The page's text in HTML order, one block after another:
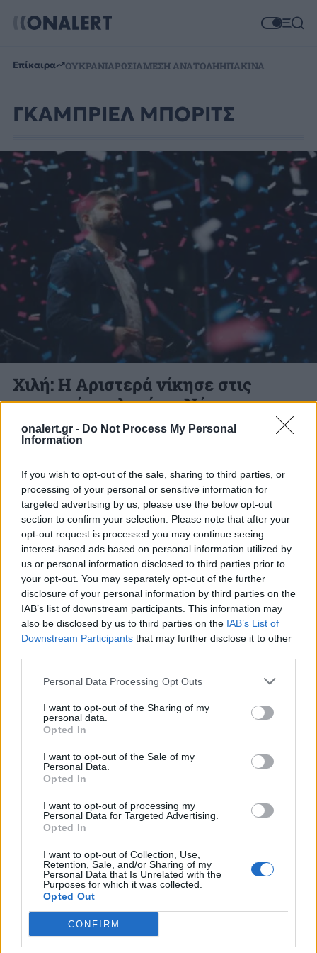
onalert.gr - Do Not Process My Personal
Information
If you wish to opt-out of the sale, sharing to third parties, or
processing of your personal or sensitive information for
targeted advertising by us, please use the below opt-out
section to confirm your selection. Please note that after your
opt-out request is processed you may continue seeing
interest-based ads based on personal information utilized by
us or personal information disclosed to third parties prior to
your opt-out. You may separately opt-out of the further
disclosure of your personal information by third parties on the
IAB’s list of downstream participants. This information may
also be disclosed by us to third parties on the IAB’s List of
Downstream Participants that may further disclose it to other
Personal Data Processing Opt Outs
I want to opt-out of the Sharing of my
personal data.
Opted In
I want to opt-out of the Sale of my
Personal Data.
Opted In
I want to opt-out of processing my
Personal Data for Targeted Advertising.
Opted In
I want to opt-out of Collection, Use,
Retention, Sale, and/or Sharing of my
Personal Data that Is Unrelated with the
Purposes for which it was collected.
Opted Out
CONFIRM
Επίκαιρα ΟΥΚΡΑΝΙΑΡΩΣΙΑΜΕΣΗ ΑΝΑΤΟΛΗΗΠΑΚΙΝΑ
ΓΚΑΜΠΡΙΕΛ ΜΠΟΡΙΤΣ
Χιλή: Η Αριστερά νίκησε στις
ιστορικές εκλογές – Νέος
Πρόεδρος ο Γκάμπριελ Μπόριτς
Γκαμπριέλ Μπόρις, πέτυχε θριαμβευτική νίκη
χθες Κυριακή στον δεύτερο γύρο των
προεδρικών εκλογών.
20 ΔΕΚ. 2021, 08:14
ΔΙΑΦΗΜΙΣΗ
ΕΝΟΠΛΕΣ ΔΥΝΑΜΕΙΣ
ΕΞΟΠΛΙΣΜΟΙ